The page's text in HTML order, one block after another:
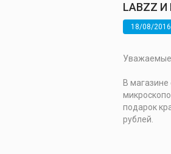
LABZZ И
18/08/2016
Уважаемые
В магазине
подарок
рублей.